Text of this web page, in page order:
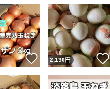
いいね！
2,130円